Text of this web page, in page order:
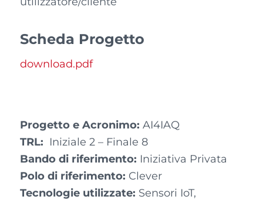
Scheda Progetto
download.pdf
Progetto e Acronimo: AI4IAQ
TRL: Iniziale 2 – Finale 8
Bando di riferimento: Iniziativa Privata
Polo di riferimento: Clever
Tecnologie utilizzate: Sensori IoT,